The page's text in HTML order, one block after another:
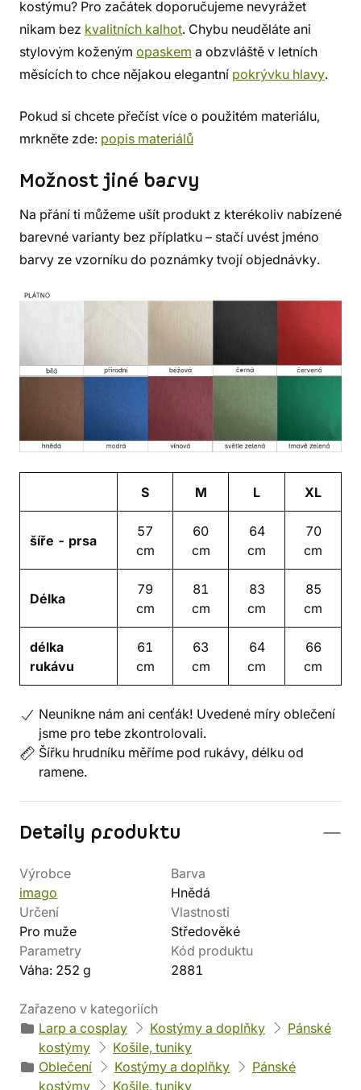
kostýmu? Pro začátek doporučujeme nevyrážet
nikam bez kvalitních kalhot. Chybu neuděláte ani
stylovým koženým opaskem a obzvláště v letních
měsících to chce nějakou elegantní pokrývku hlavy.
Pokud si chcete přečíst více o použitém materiálu,
mrkněte zde: popis materiálů
Možnost jiné barvy
Na přání ti můžeme ušít produkt z kterékoliv nabízené
barevné varianty bez příplatku – stačí uvést jméno
barvy ze vzorníku do poznámky tvojí objednávky.
S M L XL
šíře - prsa
57
cm
60
cm
64
cm
70
cm
Délka
79
cm
81
cm
83
cm
85
cm
délka
rukávu
61
cm
63
cm
64
cm
66
cm
Neunikne nám ani cenťák! Uvedené míry oblečení
jsme pro tebe zkontrolovali.
Šířku hrudníku měříme pod rukávy, délku od
ramene.
Detaily produktu
Výrobce
imago
Barva
Hnědá
Určení
Pro muže
Vlastnosti
Středověké
Parametry
Váha: 252 g
Kód produktu
2881
Zařazeno v kategoriích
Larp a cosplay
Kostýmy a doplňky
Pánské
kostýmy
Košile, tuniky
Oblečení
Kostýmy a doplňky
Pánské
kostýmy
Košile, tuniky